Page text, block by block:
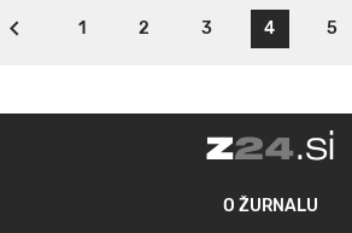
1 2 3 4 5
O ŽURNALU